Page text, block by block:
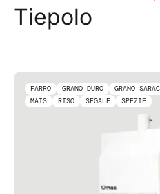
Tiepolo
FARRO GRANO DURO GRANO
MAIS
RISO SEGALE SPEZIE